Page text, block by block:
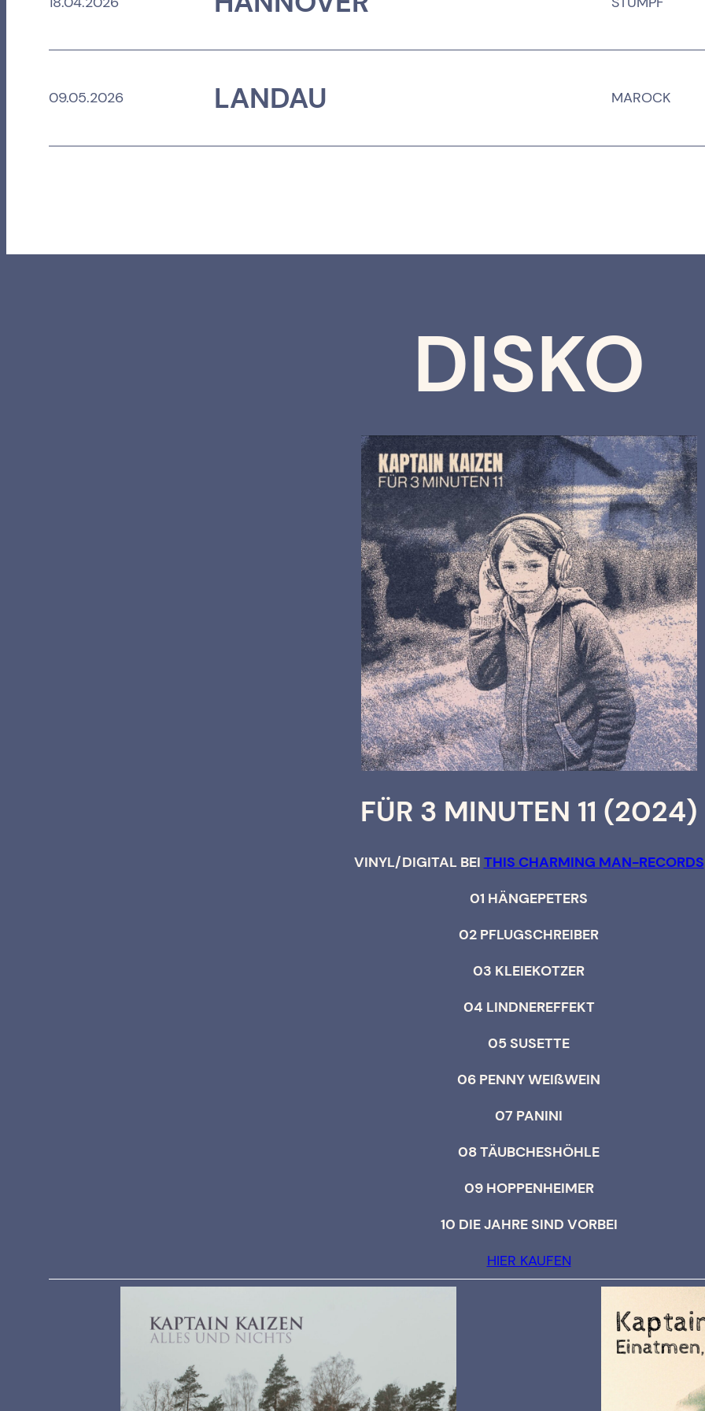
09.05.2026 LANDAU MAROCK
DISKO
FÜR 3 MINUTEN 11 (2024)
VINYL/DIGITAL BEI THIS CHARMING MAN-RECORDS
01 HÄNGEPETERS
02 PFLUGSCHREIBER
03 KLEIEKOTZER
04 LINDNEREFFEKT
05 SUSETTE
06 PENNY WEIßWEIN
07 PANINI
08 TÄUBCHESHÖHLE
09 HOPPENHEIMER
10 DIE JAHRE SIND VORBEI
HIER KAUFEN